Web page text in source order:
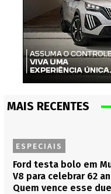
MAIS RECENTES
ESPECIAIS
Ford testa bolo em
V8 para celebrar 62
Quem vence esse